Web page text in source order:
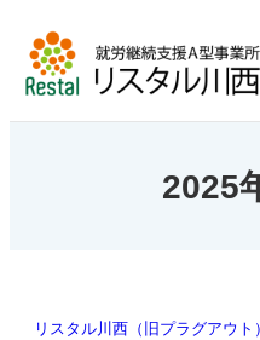
2025
リスタル川西（旧プラグアウト）